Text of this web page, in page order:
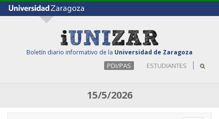
Boletín diario informativo de la Universidad de Zaragoza
PDI/PAS ESTUDIANTES
15/5/2026